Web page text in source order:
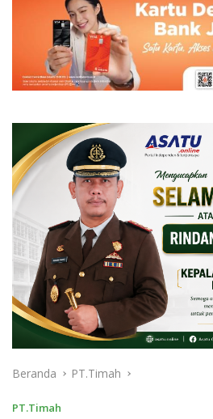
Beranda PT.Timah
PT.Timah